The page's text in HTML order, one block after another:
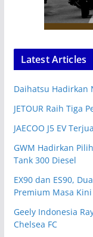
Latest Articles
Daihatsu Hadirkan
JETOUR Raih Tiga
JAECOO J5 EV
GWM Hadirkan
Tank 300 Diesel
EX90 dan ES90,
Premium Masa Kini
Geely Indonesia
Chelsea FC